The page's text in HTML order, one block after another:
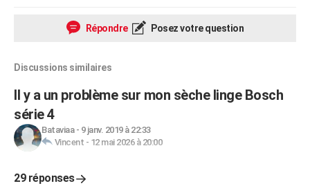
Répondre Posez votre question
Discussions similaires
Il y a un problème sur mon sèche linge Bosch
série 4
Bataviaa- 9 janv. 2019 à 22:33
Vincent - 12 mai 2026 à 20:00
29 réponses